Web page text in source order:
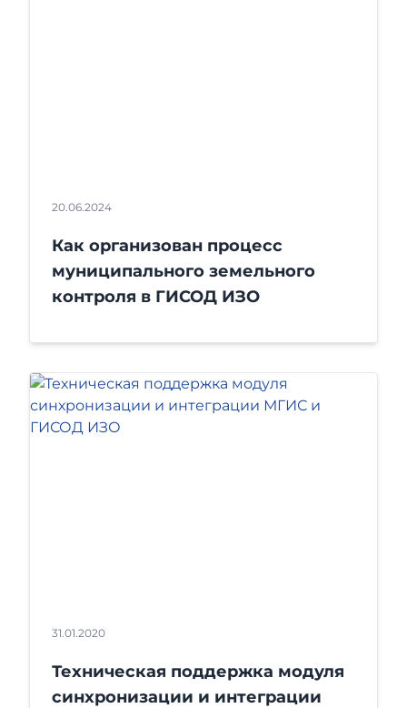
20.06.2024
Как организован процесс
муниципального земельного
контроля в ГИСОД ИЗО
31.01.2020
Техническая поддержка модуля
синхронизации и интеграции